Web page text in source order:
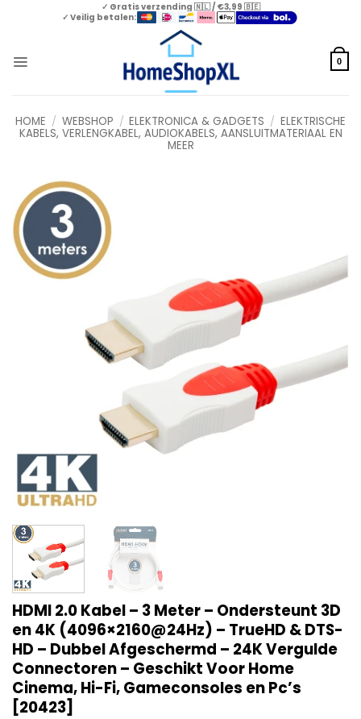
✓ Gratis verzending 🇳🇱 / €3,99 🇧🇪
✓ Veilig betalen:
0
HOME / WEBSHOP / ELEKTRONICA & GADGETS / ELEKTRISCHE
KABELS, VERLENGKABEL, AUDIOKABELS, AANSLUITMATERIAAL EN
MEER
HDMI 2.0 Kabel – 3 Meter – Ondersteunt 3D
en 4K (4096×2160@24Hz) – TrueHD & DTS-
HD – Dubbel Afgeschermd – 24K Vergulde
Connectoren – Geschikt Voor Home
Cinema, Hi-Fi, Gameconsoles en Pc’s
[20423]